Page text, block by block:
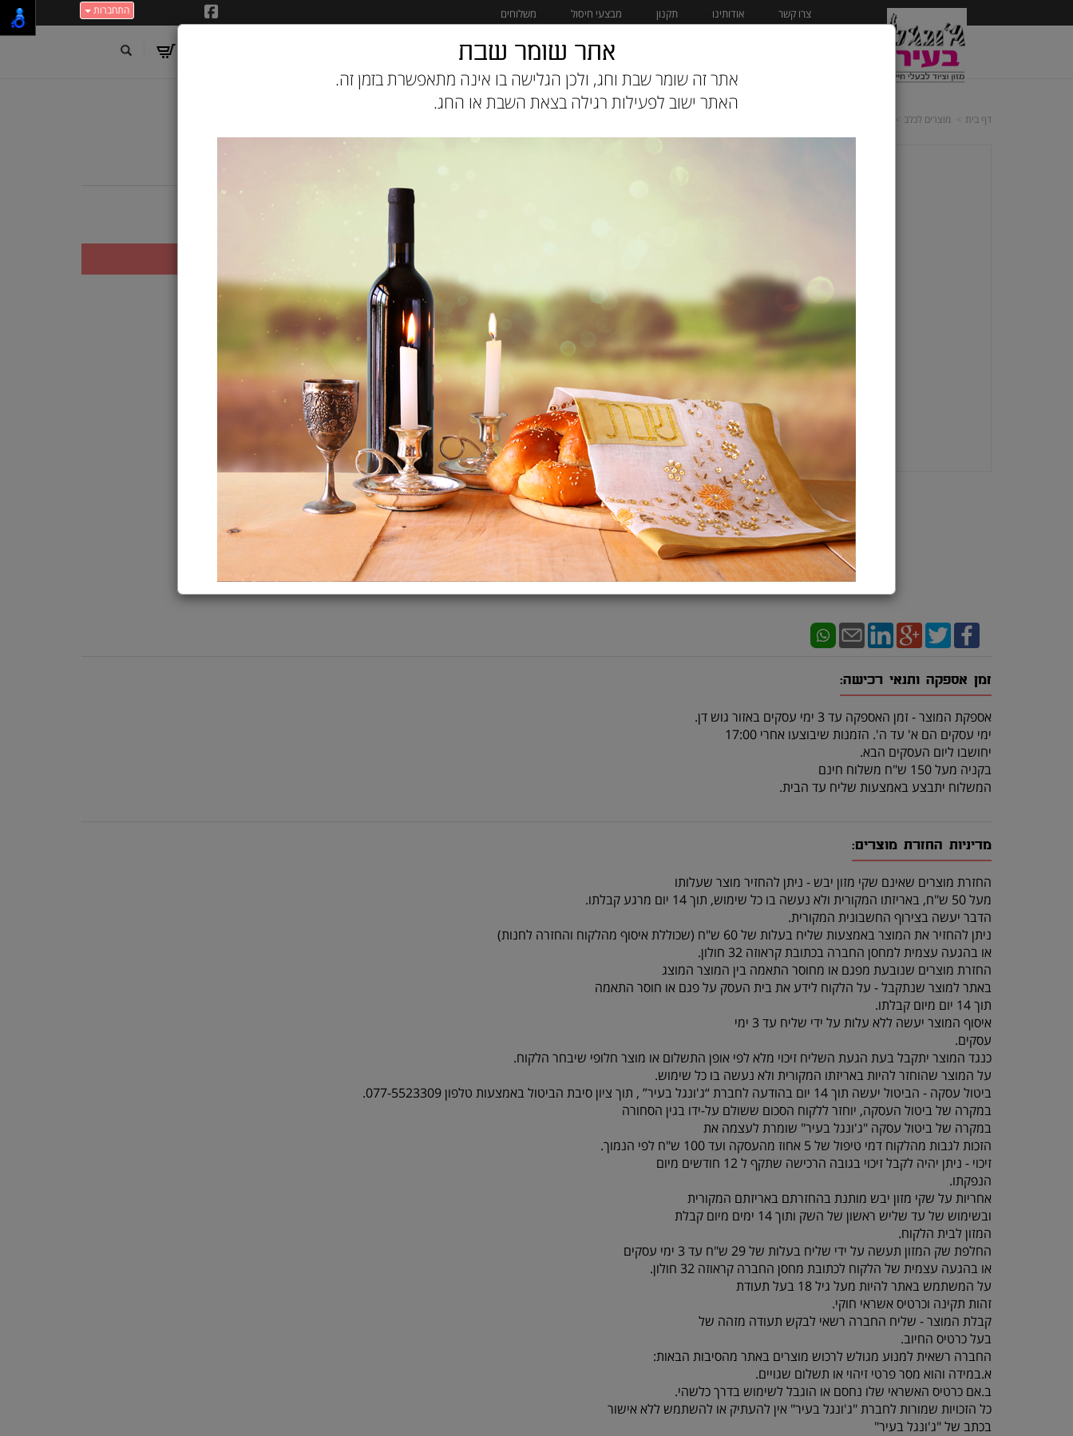
התחברות צרו קשר אודותינו תקנון מבצעי חיסול משלוחים
מוצרים לחתול מבצעי חיסול
דף בית מוצרים לכלב
שקיות צרכים צבעוניות 16 יח'
9VYFGZGXDB
תיאור:
שקיות צרכים צבעוניות בתוספת ריח.
זמן אספקה ותנאי רכישה:
אספקת המוצר - זמן האספקה עד 3 ימי עסקים באזור גוש דן.
ימי עסקים הם א' עד ה'. הזמנות שיבוצעו אחרי 17:00
יחושבו ליום העסקים הבא.
בקניה מעל 150 ש"ח משלוח חינם
המשלוח יתבצע באמצעות שליח עד הבית.
מדיניות החזרת מוצרים:
החזרת מוצרים שאינם שקי מזון יבש - ניתן להחזיר מוצר שעלותו
מעל 50 ש"ח, באריזתו המקורית ולא נעשה בו כל שימוש, תוך 14 יום מרגע קבלתו.
הדבר יעשה בצירוף החשבונית המקורית.
ניתן להחזיר את המוצר באמצעות שליח בעלות של 60 ש"ח (שכוללת איסוף מהלקוח והחזרה לחנות)
או בהגעה עצמית למחסן החברה בכתובת קראוזה 32 חולון.
החזרת מוצרים שנובעת מפגם או מחוסר התאמה בין המוצר המוצג
באתר למוצר שנתקבל - על הלקוח לידע את בית העסק על פגם או חוסר התאמה
תוך 14 יום מיום קבלתו.
איסוף המוצר יעשה ללא עלות על ידי שליח עד 3 ימי
עסקים.
כנגד המוצר יתקבל בעת הגעת השליח זיכוי מלא לפי אופן התשלום או מוצר חלופי שיבחר הלקוח.
על המוצר שהוחזר להיות באריזתו המקורית ולא נעשה בו כל שימוש.
ביטול עסקה - הביטול יעשה תוך 14 יום בהודעה לחברת “ג'ונגל בעיר” , תוך ציון סיבת הביטול באמצעות טלפון 077-5523309.
במקרה של ביטול העסקה, יוחזר ללקוח הסכום ששולם על-ידו בגין הסחורה
במקרה של ביטול עסקה "ג'ונגל בעיר" שומרת לעצמה את
הזכות לגבות מהלקוח דמי טיפול של 5 אחוז מהעסקה ועד 100 ש"ח לפי הנמוך.
זיכוי - ניתן יהיה לקבל זיכוי בגובה הרכישה שתקף ל 12 חודשים מיום
הנפקתו.
אחריות על שקי מזון יבש מותנת בהחזרתם באריזתם המקורית
ובשימוש של עד שליש ראשון של השק ותוך 14 ימים מיום קבלת
המזון לבית הלקוח.
החלפת שק המזון תעשה על ידי שליח בעלות של 29 ש"ח עד 3 ימי עסקים
או בהגעה עצמית של הלקוח לכתובת מחסן החברה קראוזה 32 חולון.
על המשתמש באתר להיות מעל גיל 18 בעל תעודת
זהות תקינה וכרטיס אשראי חוקי.
קבלת המוצר - שליח החברה רשאי לבקש תעודה מזהה של
בעל כרטיס החיוב.
החברה רשאית למנוע מגולש לרכוש מוצרים באתר מהסיבות הבאות:
א.במידה והוא מסר פרטי זיהוי או תשלום שגויים.
ב.אם כרטיס האשראי שלו נחסם או הוגבל לשימוש בדרך כלשהי.
כל הזכויות שמורות לחברת "ג'ונגל בעיר" אין להעתיק או להשתמש ללא אישור
בכתב של "ג'ונגל בעיר"
אתר שומר שבת
אתר זה שומר שבת וחג, ולכן הגלישה בו אינה מתאפשרת בזמן זה.
האתר ישוב לפעילות רגילה בצאת השבת או החג.